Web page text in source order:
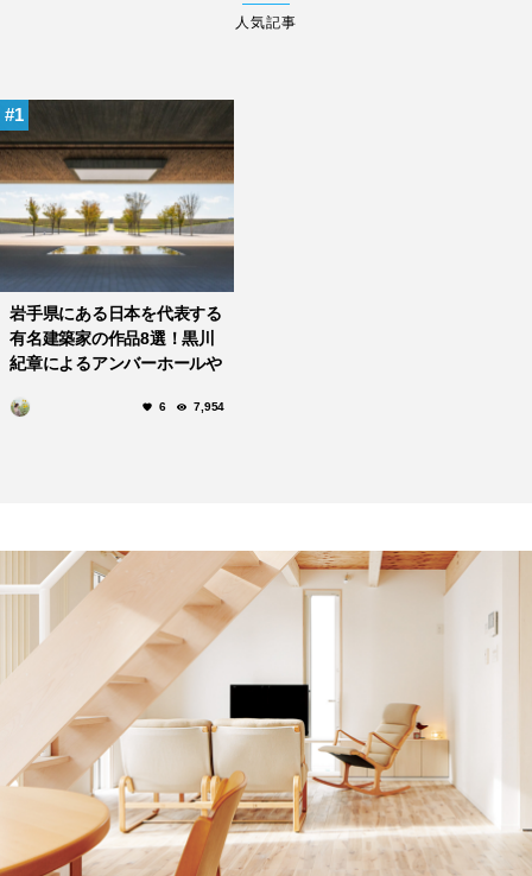
人気記事
1
岩手県にある日本を代表する
有名建築家の作品8選！黒川
紀章によるアンバーホールや
館まで！
6 7,954